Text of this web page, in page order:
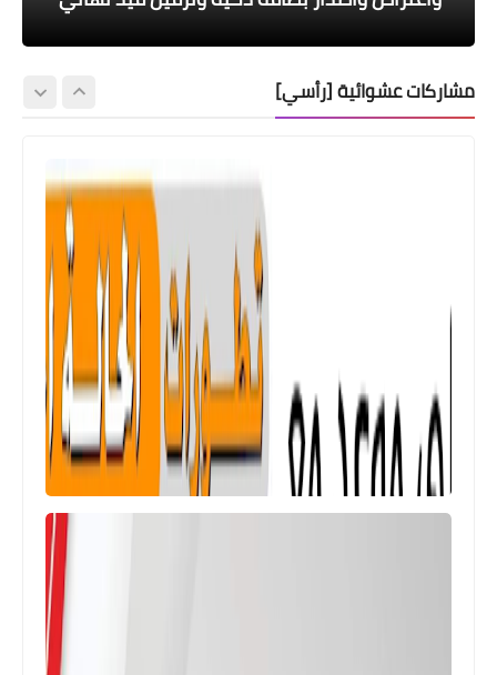
مشاركات عشوائية [رأسي]